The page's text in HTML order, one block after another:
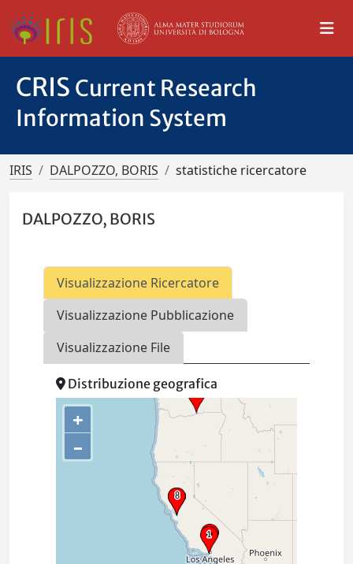
CRIS Current Research
Information System
IRIS DALPOZZO, BORIS statistiche ricercatore
DALPOZZO, BORIS
Visualizzazione Ricercatore
Visualizzazione Pubblicazione
Visualizzazione File
Distribuzione geografica
+
–